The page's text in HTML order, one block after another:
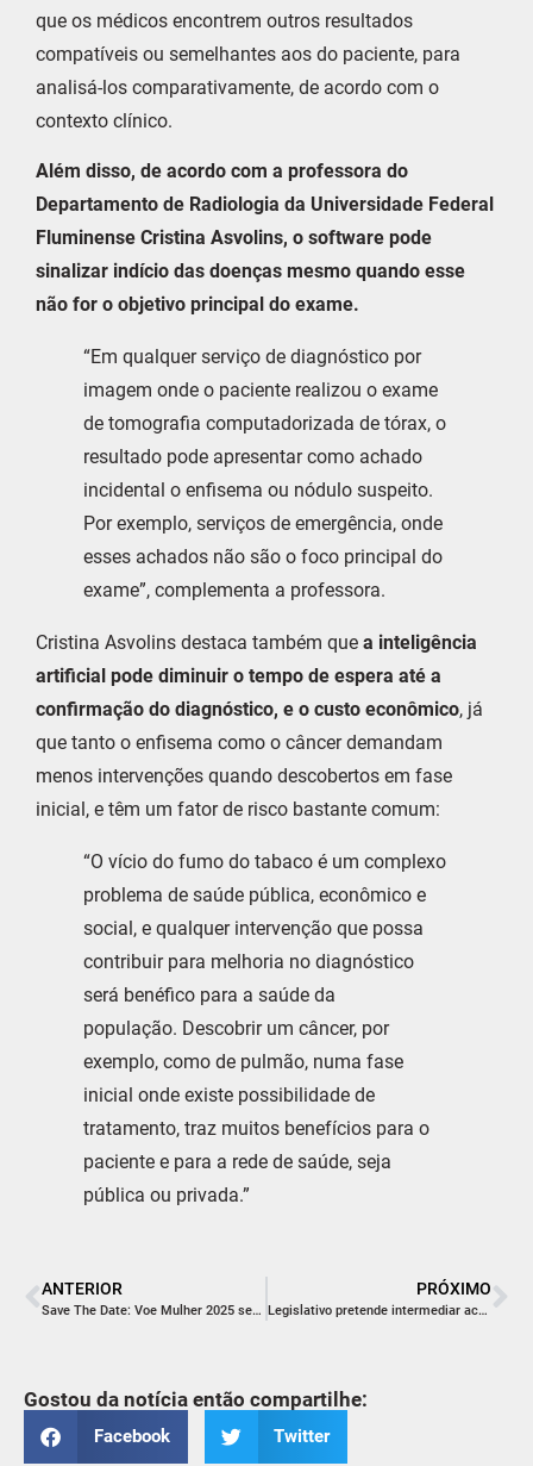
que os médicos encontrem outros resultados
compatíveis ou semelhantes aos do paciente, para
analisá-los comparativamente, de acordo com o
contexto clínico.
Além disso, de acordo com a professora do
Departamento de Radiologia da Universidade Federal
Fluminense Cristina Asvolins, o software pode
sinalizar indício das doenças mesmo quando esse
não for o objetivo principal do exame.
“Em qualquer serviço de diagnóstico por
imagem onde o paciente realizou o exame
de tomografia computadorizada de tórax, o
resultado pode apresentar como achado
incidental o enfisema ou nódulo suspeito.
Por exemplo, serviços de emergência, onde
esses achados não são o foco principal do
exame”, complementa a professora.
Cristina Asvolins destaca também que a inteligência
artificial pode diminuir o tempo de espera até a
confirmação do diagnóstico, e o custo econômico, já
que tanto o enfisema como o câncer demandam
menos intervenções quando descobertos em fase
inicial, e têm um fator de risco bastante comum:
“O vício do fumo do tabaco é um complexo
problema de saúde pública, econômico e
social, e qualquer intervenção que possa
contribuir para melhoria no diagnóstico
será benéfico para a saúde da
população. Descobrir um câncer, por
exemplo, como de pulmão, numa fase
inicial onde existe possibilidade de
tratamento, traz muitos benefícios para o
paciente e para a rede de saúde, seja
pública ou privada.”
ANTERIOR
Save The Date: Voe Mulher 2025 será no dia 1º de outubro
PRÓXIMO
Legislativo pretende intermediar acordo para continuidade dos serviços de ortopedia no Hospital São Donato
Gostou da notícia então compartilhe:
Facebook Twitter